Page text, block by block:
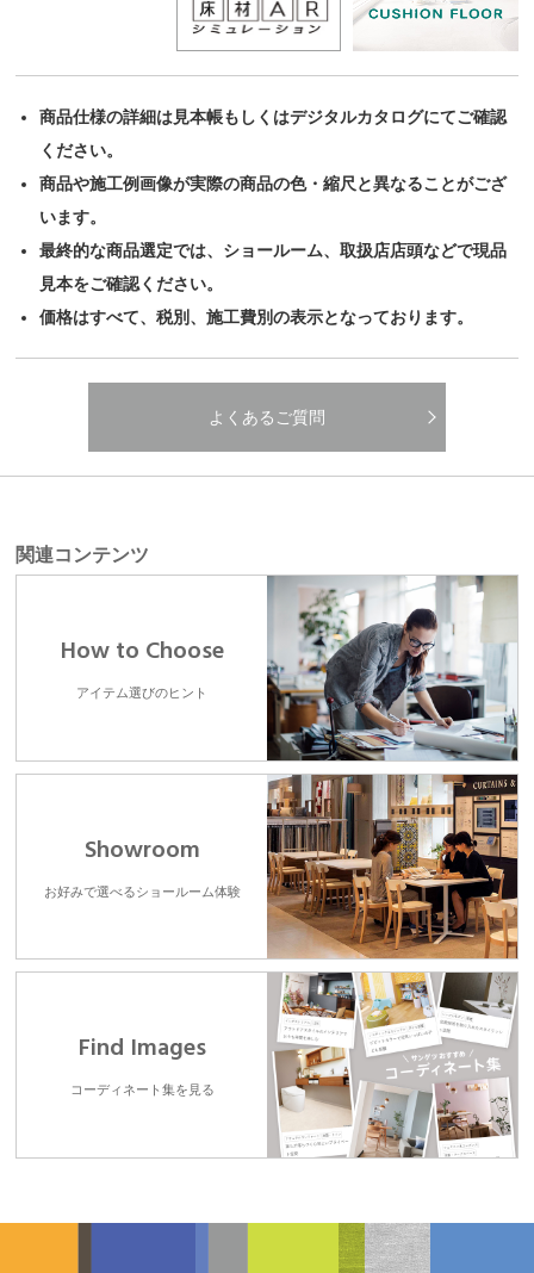
商品仕様の詳細は見本帳もしくはデジタルカタログにてご確認
ください。
商品や施工例画像が実際の商品の色・縮尺と異なることがござ
います。
最終的な商品選定では、ショールーム、取扱店店頭などで現品
見本をご確認ください。
価格はすべて、税別、施工費別の表示となっております。
よくあるご質問
関連コンテンツ
How to Choose
アイテム選びのヒント
Showroom
お好みで選べるショールーム体験
Find Images
コーディネート集を見る